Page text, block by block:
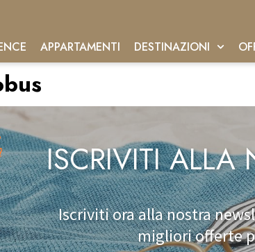
APPARTAMENTI DESTINAZIONI
ISCRIVITI ALLA
Iscriviti ora alla nostra
migliori offerte